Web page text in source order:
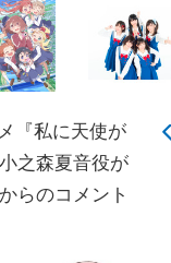
『私に天使が
之森夏音役が
らのコメント